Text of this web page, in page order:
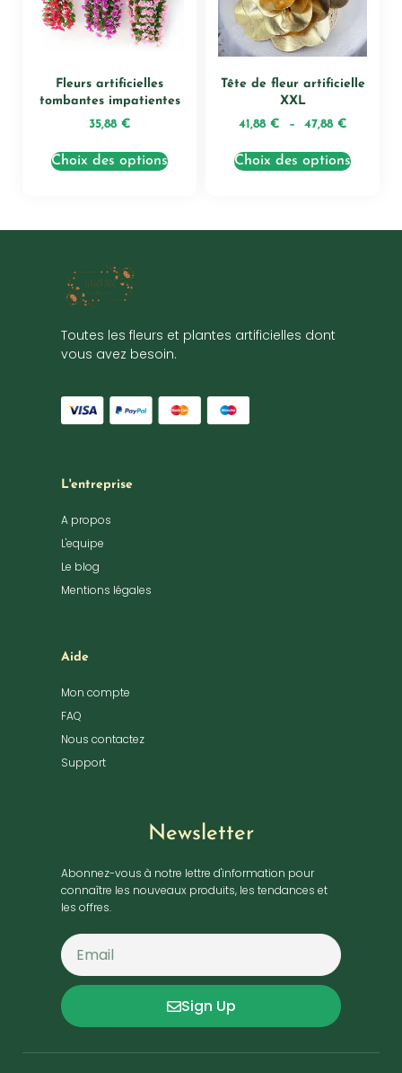
Fleurs artificielles
tombantes impatientes
35,88 €
Choix des options
Tête de fleur artificielle
XXL
41,88 € – 47,88 €
Choix des options
Toutes les fleurs et plantes artificielles dont
vous avez besoin.
L'entreprise
A propos
L'equipe
Le blog
Mentions légales
Aide
Mon compte
FAQ
Nous contactez
Support
Newsletter
Abonnez-vous à notre lettre d'information pour
connaître les nouveaux produits, les tendances et
les offres.
Sign Up